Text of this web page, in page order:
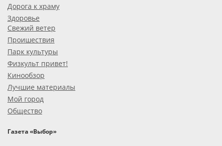
Дорога к храму
Здоровье
Свежий ветер
Проишествия
Парк культуры
Физкульт привет!
Кинообзор
Лучшие материалы
Мой город
Общество
Газета «Выбор»